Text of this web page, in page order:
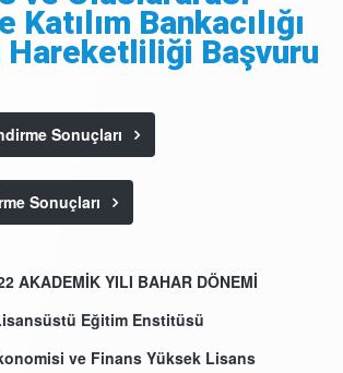
Katılım Bankacılığı
Hareketliliği Başvuru
Sonuçları
Sonuçları
AKADEMİK YILI BAHAR DÖNEMİ
Eğitim Enstitüsü
ve Finans Yüksek Lisans